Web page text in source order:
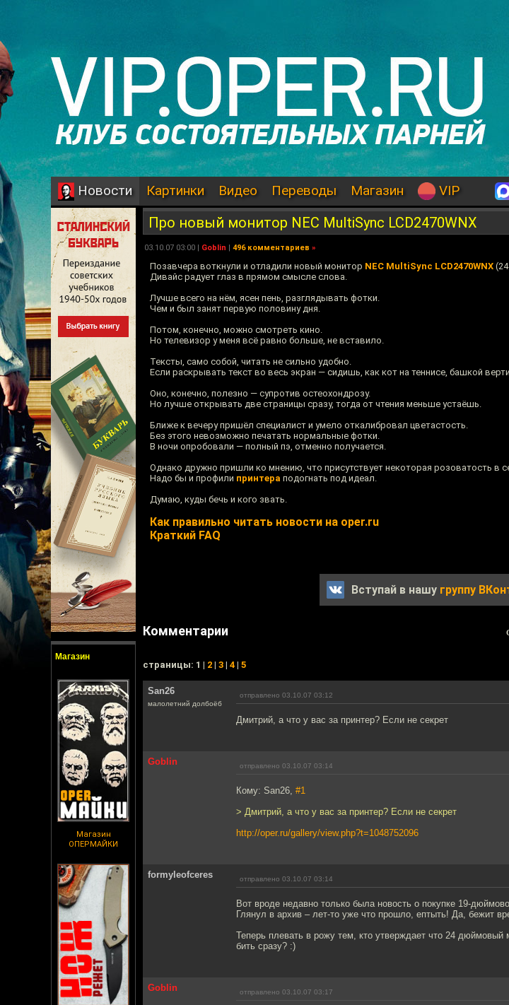
Новости Картинки Видео Переводы Магазин VIP
Магазин
Магазин
ОПЕРМАЙКИ
Про новый монитор NEC MultiSync LCD2470WNX
03.10.07 03:00 | Goblin | 496 комментариев »
Позавчера воткнули и отладили новый монитор NEC MultiSync LCD2470WNX
Дивайс радует глаз в прямом смысле слова.
Лучше всего на нём, ясен пень, разглядывать фотки.
Чем и был занят первую половину дня.
Потом, конечно, можно смотреть кино.
Но телевизор у меня всё равно больше, не вставило.
Тексты, само собой, читать не сильно удобно.
Если раскрывать текст во весь экран — сидишь, как кот на теннисе, башкой
Оно, конечно, полезно — супротив остеохондрозу.
Но лучше открывать две страницы сразу, тогда от чтения меньше устаёшь.
Ближе к вечеру пришёл специалист и умело откалибровал цветастость.
Без этого невозможно печатать нормальные фотки.
В ночи опробовали — полный пэ, отменно получается.
Однако дружно пришли ко мнению, что присутствует некоторая розоватость в
Надо бы и профили принтера подогнать под идеал.
Думаю, куды бечь и кого звать.
Как правильно читать новости на oper.ru
Краткий FAQ
Вступай в нашу группу
Комментарии
cтраницы: 1 | 2 | 3 | 4 | 5
San26
малолетний долбоёб
отправлено 03.10.07 03:12
Дмитрий, а что у вас за принтер? Если не секрет
Goblin отправлено 03.10.07 03:14
Кому: San26, #1
> Дмитрий, а что у вас за принтер? Если не секрет
http://oper.ru/gallery/view.php?t=1048752096
formyleofceres отправлено 03.10.07 03:14
Вот вроде недавно только была новость о покупке 19-
Глянул в архив – лет-то уже что прошло, ептыть! Да, бежит
Теперь плевать в рожу тем, кто утверждает что 24
бить сразу? :)
Goblin отправлено 03.10.07 03:17